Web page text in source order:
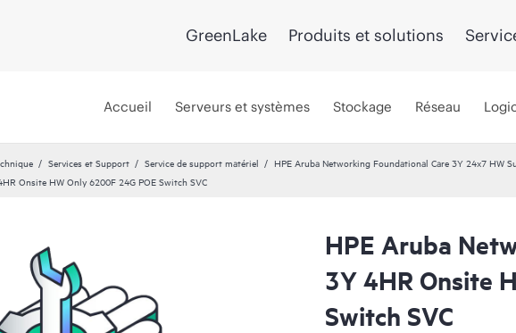
GreenLake Produits et solutions
Accueil Serveurs et systèmes Stockage Réseau
Services et Support Service de support matériel
HPE Aruba Networking Foundational Care 3Y 24x7 HW
Onsite HW Only 6200F 24G POE Switch SVC
HPE Aruba
3Y 4HR Onsite
Switch SVC